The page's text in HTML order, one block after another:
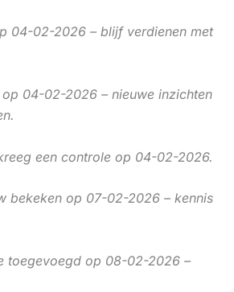
04-02-2026 – blijf verdienen met
04-02-2026 – nieuwe inzichten
een controle op 04-02-2026.
bekeken op 07-02-2026 – kennis
toegevoegd op 08-02-2026 –